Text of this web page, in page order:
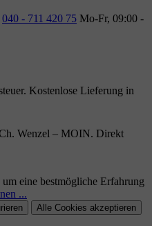
040 - 711 420 75 Mo-Fr, 09:00 -
Kostenlose Lieferung in
Wenzel – MOIN. Direkt
eine bestmögliche Erfahrung
...
Alle Cookies akzeptieren